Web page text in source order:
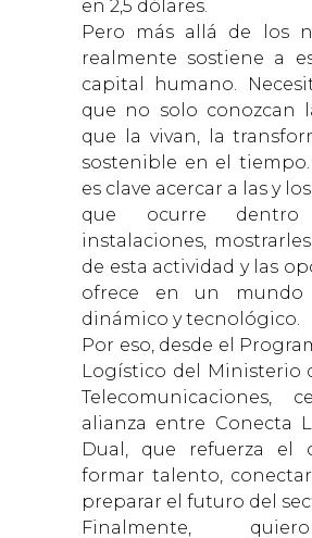
en 2,5 dólares.
Pero más allá de los
realmente sostiene a
capital humano.
que no solo conozcan
que la vivan, la
sostenible en el
es clave acercar a las y
que ocurre dentro
instalaciones,
de esta actividad y las
ofrece en un mundo
dinámico y tecnológico.
Por eso, desde el
Logístico del Ministerio
Telecomunicaciones,
alianza entre Conecta
Dual, que refuerza el
formar talento,
preparar el futuro del
Finalmente,